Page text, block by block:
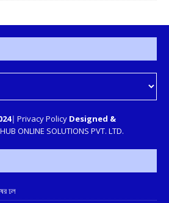
| Privacy Policy Designed &
ONLINE SOLUTIONS PVT. LTD.
ঢল